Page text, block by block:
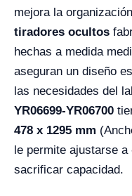
mejora la
tiradores ocultos
hechas a medida
aseguran un diseño
las necesidades del
YR06699-YR06700
478 x 1295 mm
le permite ajustarse
sacrificar capacidad.